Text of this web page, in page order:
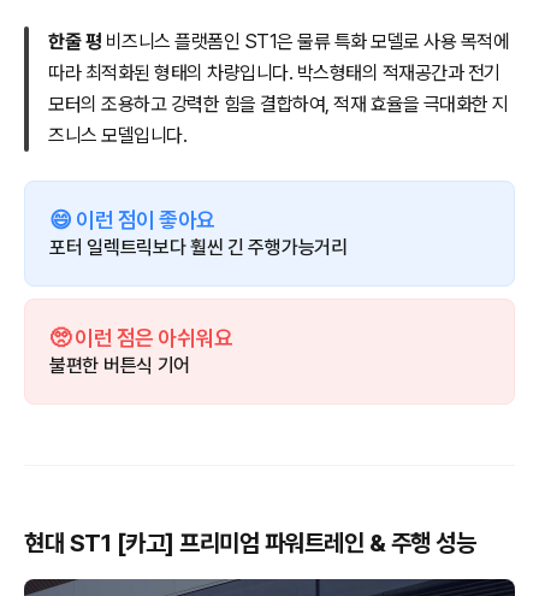
한줄 평 비즈니스 플랫폼인 ST1은 물류 특화 모델로 사용 목적에
따라 최적화된 형태의 차량입니다. 박스형태의 적재공간과 전기
모터의 조용하고 강력한 힘을 결합하여, 적재 효율을 극대화한 지
즈니스 모델입니다.
😄 이런 점이 좋아요
포터 일렉트릭보다 훨씬 긴 주행가능거리
🥺 이런 점은 아쉬워요
불편한 버튼식 기어
현대 ST1 [카고] 프리미엄 파워트레인 & 주행 성능